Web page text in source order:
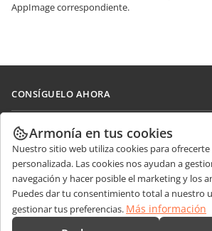
AppImage correspondiente.
CONSÍGUELO AHORA
Docs
DocSpace
Workspace
Conectores
Aplicaciones de escritorio
COLABORAR
Para colaboradores
Para traductores
Para influencers
Vacantes
RECIBIR NOTICIAS
Blog
OBTENER AYUDA
Foro
Armonía en tus cookies
Nuestro sitio web utiliza cookies para
personalizada. Las cookies nos ayudan a
navegación y hacer posible el marketing y los
Puedes dar tu consentimiento total a nuestro
gestionar tus preferencias. Más información